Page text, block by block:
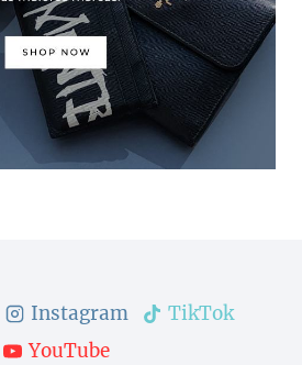
Instagram
TikTok
YouTube